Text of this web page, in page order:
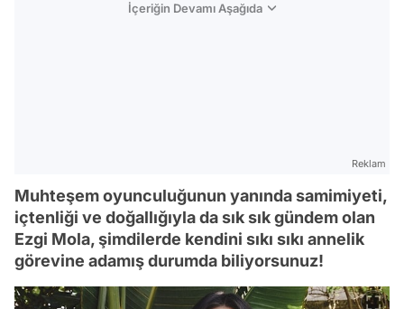
İçeriğin Devamı Aşağıda
Reklam
Muhteşem oyunculuğunun yanında samimiyeti,
içtenliği ve doğallığıyla da sık sık gündem olan
Ezgi Mola, şimdilerde kendini sıkı sıkı annelik
görevine adamış durumda biliyorsunuz!